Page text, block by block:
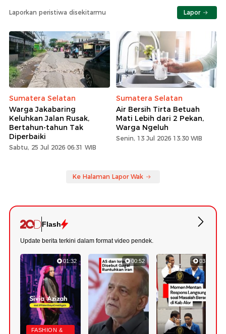
Laporkan peristiwa disekitarmu Lapor
Sumatera Selatan
Warga Jakabaring
Keluhkan Jalan Rusak,
Bertahun-tahun Tak
Diperbaiki
Sabtu, 25 Jul 2026 06:31 WIB
Sumatera Selatan
Air Bersih Tirta Betuah
Mati Lebih dari 2 Pekan,
Warga Ngeluh
Senin, 13 Jul 2026 13:30 WIB
Ke Halaman Lapor Wak
Flash
Update berita terkini dalam format video pendek.
01:32
FASHION &
00:52 03:22